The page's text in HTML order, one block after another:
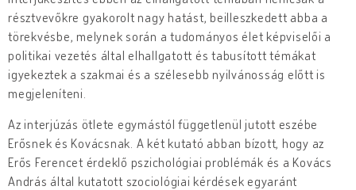
résztvevőkre gyakorolt nagy hatást, beilleszkedett abba a
törekvésbe, melynek során a tudományos élet képviselői a
politikai vezetés által elhallgatott és tabusított témákat
igyekeztek a szakmai és a szélesebb nyilvánosság előtt is
megjeleníteni.
Az interjúzás ötlete egymástól függetlenül jutott eszébe
Erősnek és Kovácsnak. A két kutató abban bízott, hogy az
Erős Ferencet érdeklő pszichológiai problémák és a Kovács
András által kutatott szociológiai kérdések egyaránt